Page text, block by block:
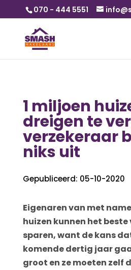
070 - 444 5551
1 miljoen
dreigen te
verzekeraar
niks uit
Gepubliceerd: 05-10-2020
Eigenaren van met
huizen kunnen het
sparen, want de kans
komende dertig jaar
groot en ze moeten zelf